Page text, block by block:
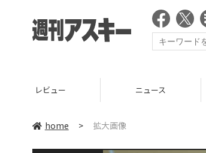
レビュー ニュース
home > 拡大画像